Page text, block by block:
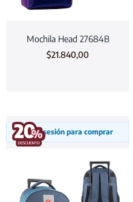
Mochila Head 27684B
$21.840,00
Inicia sesión para comprar